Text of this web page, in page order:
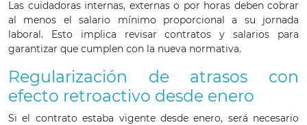
Las cuidadoras internas, externas o por horas deben cobrar
al menos el salario mínimo proporcional a su jornada
laboral. Esto implica revisar contratos y salarios para
garantizar que cumplen con la nueva normativa.
Regularización de atrasos con
efecto retroactivo desde enero
Si el contrato estaba vigente desde enero, será necesario